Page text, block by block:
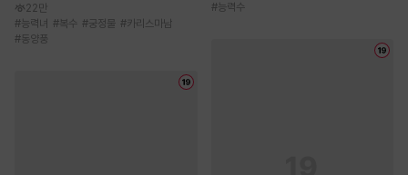
22만
#능력녀 #복수 #궁정물 #카리스마남
#동양풍
#능력수